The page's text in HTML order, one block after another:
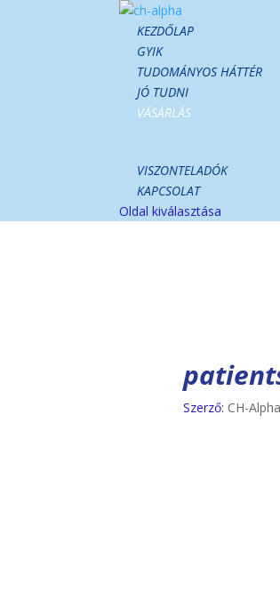
KEZDŐLAP
GYIK
TUDOMÁNYOS HÁTTÉR
JÓ TUDNI
VÁSÁRLÁS
VISZONTELADÓK
KAPCSOLAT
Oldal kiválasztása
Szerző: CH-Alpha